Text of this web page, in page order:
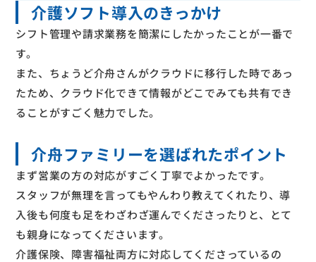
介護ソフト導入のきっかけ
シフト管理や請求業務を簡潔にしたかったことが一番で
す。
また、ちょうど介舟さんがクラウドに移行した時であっ
たため、クラウド化できて情報がどこでみても共有でき
ることがすごく魅力でした。
介舟ファミリーを選ばれたポイント
まず営業の方の対応がすごく丁寧でよかったです。
スタッフが無理を言ってもやんわり教えてくれたり、導
入後も何度も足をわざわざ運んでくださったりと、とて
も親身になってくださいます。
介護保険、障害福祉両方に対応してくださっているの